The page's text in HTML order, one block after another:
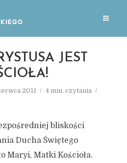
JEST
2011
4 min. czytania
bliskości
Ducha Świętego
Maryi, Matki Kościoła.